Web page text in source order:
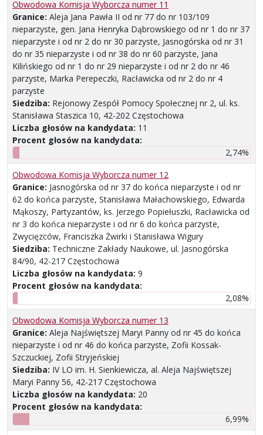
Obwodowa Komisja Wyborcza numer 11
Granice: Aleja Jana Pawła II od nr 77 do nr 103/109
nieparzyste, gen. Jana Henryka Dąbrowskiego od nr 1 do nr 37
nieparzyste i od nr 2 do nr 30 parzyste, Jasnogórska od nr 31
do nr 35 nieparzyste i od nr 38 do nr 60 parzyste, Jana
Kilińskiego od nr 1 do nr 29 nieparzyste i od nr 2 do nr 46
parzyste, Marka Perepeczki, Racławicka od nr 2 do nr 4
parzyste
Siedziba: Rejonowy Zespół Pomocy Społecznej nr 2, ul. ks.
Stanisława Staszica 10, 42-202 Częstochowa
Liczba głosów na kandydata: 11
Procent głosów na kandydata:
2,74%
Obwodowa Komisja Wyborcza numer 12
Granice: Jasnogórska od nr 37 do końca nieparzyste i od nr
62 do końca parzyste, Stanisława Małachowskiego, Edwarda
Mąkoszy, Partyzantów, ks. Jerzego Popiełuszki, Racławicka od
nr 3 do końca nieparzyste i od nr 6 do końca parzyste,
Zwycięzców, Franciszka Żwirki i Stanisława Wigury
Siedziba: Techniczne Zakłady Naukowe, ul. Jasnogórska
84/90, 42-217 Częstochowa
Liczba głosów na kandydata: 9
Procent głosów na kandydata:
2,08%
Obwodowa Komisja Wyborcza numer 13
Granice: Aleja Najświętszej Maryi Panny od nr 45 do końca
nieparzyste i od nr 46 do końca parzyste, Zofii Kossak-
Szczuckiej, Zofii Stryjeńskiej
Siedziba: IV LO im. H. Sienkiewicza, al. Aleja Najświętszej
Maryi Panny 56, 42-217 Częstochowa
Liczba głosów na kandydata: 20
Procent głosów na kandydata:
6,99%